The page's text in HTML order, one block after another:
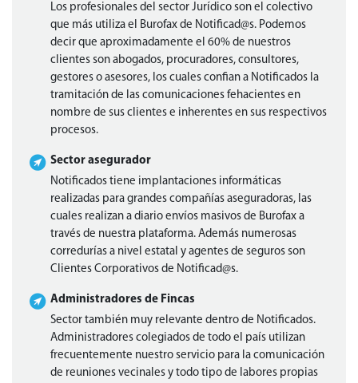
Los profesionales del sector Jurídico son el colectivo
que más utiliza el Burofax de Notificad@s. Podemos
decir que aproximadamente el 60% de nuestros
clientes son abogados, procuradores, consultores,
gestores o asesores, los cuales confian a Notificados la
tramitación de las comunicaciones fehacientes en
nombre de sus clientes e inherentes en sus respectivos
procesos.
Sector asegurador
Notificados tiene implantaciones informáticas
realizadas para grandes compañías aseguradoras, las
cuales realizan a diario envíos masivos de Burofax a
través de nuestra plataforma. Además numerosas
corredurías a nivel estatal y agentes de seguros son
Clientes Corporativos de Notificad@s.
Administradores de Fincas
Sector también muy relevante dentro de Notificados.
Administradores colegiados de todo el país utilizan
frecuentemente nuestro servicio para la comunicación
de reuniones vecinales y todo tipo de labores propias